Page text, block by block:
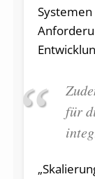
Systemen
für